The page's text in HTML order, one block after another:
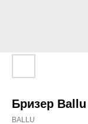
Бризер
BALLU